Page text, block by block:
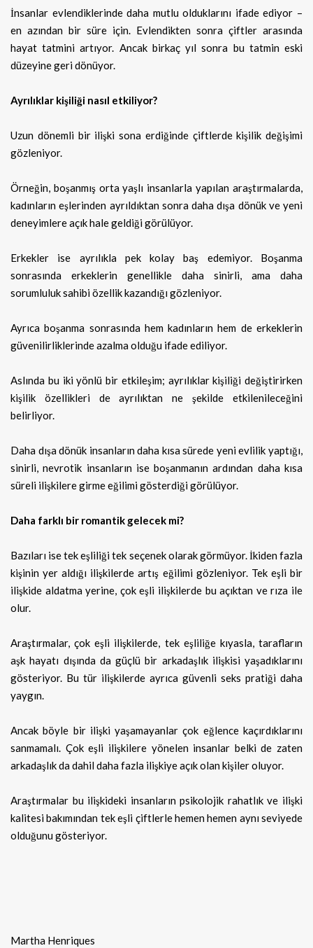
İnsanlar evlendiklerinde daha mutlu olduklarını ifade ediyor –
en azından bir süre için. Evlendikten sonra çiftler arasında
hayat tatmini artıyor. Ancak birkaç yıl sonra bu tatmin eski
düzeyine geri dönüyor.
Ayrılıklar kişiliği nasıl etkiliyor?
Uzun dönemli bir ilişki sona erdiğinde çiftlerde kişilik değişimi
gözleniyor.
Örneğin, boşanmış orta yaşlı insanlarla yapılan araştırmalarda,
kadınların eşlerinden ayrıldıktan sonra daha dışa dönük ve yeni
deneyimlere açık hale geldiği görülüyor.
Erkekler ise ayrılıkla pek kolay baş edemiyor. Boşanma
sonrasında erkeklerin genellikle daha sinirli, ama daha
sorumluluk sahibi özellik kazandığı gözleniyor.
Ayrıca boşanma sonrasında hem kadınların hem de erkeklerin
güvenilirliklerinde azalma olduğu ifade ediliyor.
Aslında bu iki yönlü bir etkileşim; ayrılıklar kişiliği değiştirirken
kişilik özellikleri de ayrılıktan ne şekilde etkilenileceğini
belirliyor.
Daha dışa dönük insanların daha kısa sürede yeni evlilik yaptığı,
sinirli, nevrotik insanların ise boşanmanın ardından daha kısa
süreli ilişkilere girme eğilimi gösterdiği görülüyor.
Daha farklı bir romantik gelecek mi?
Bazıları ise tek eşliliği tek seçenek olarak görmüyor. İkiden fazla
kişinin yer aldığı ilişkilerde artış eğilimi gözleniyor. Tek eşli bir
ilişkide aldatma yerine, çok eşli ilişkilerde bu açıktan ve rıza ile
olur.
Araştırmalar, çok eşli ilişkilerde, tek eşliliğe kıyasla, tarafların
aşk hayatı dışında da güçlü bir arkadaşlık ilişkisi yaşadıklarını
gösteriyor. Bu tür ilişkilerde ayrıca güvenli seks pratiği daha
yaygın.
Ancak böyle bir ilişki yaşamayanlar çok eğlence kaçırdıklarını
sanmamalı. Çok eşli ilişkilere yönelen insanlar belki de zaten
arkadaşlık da dahil daha fazla ilişkiye açık olan kişiler oluyor.
Araştırmalar bu ilişkideki insanların psikolojik rahatlık ve ilişki
kalitesi bakımından tek eşli çiftlerle hemen hemen aynı seviyede
olduğunu gösteriyor.
Martha Henriques